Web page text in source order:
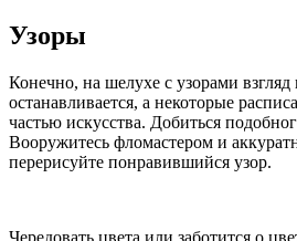
Узоры
Конечно, на шелухе с узорами взгляд
останавливается, а некоторые
частью искусства. Добиться
Вооружитесь фломастером и
перерисуйте понравившийся узор.